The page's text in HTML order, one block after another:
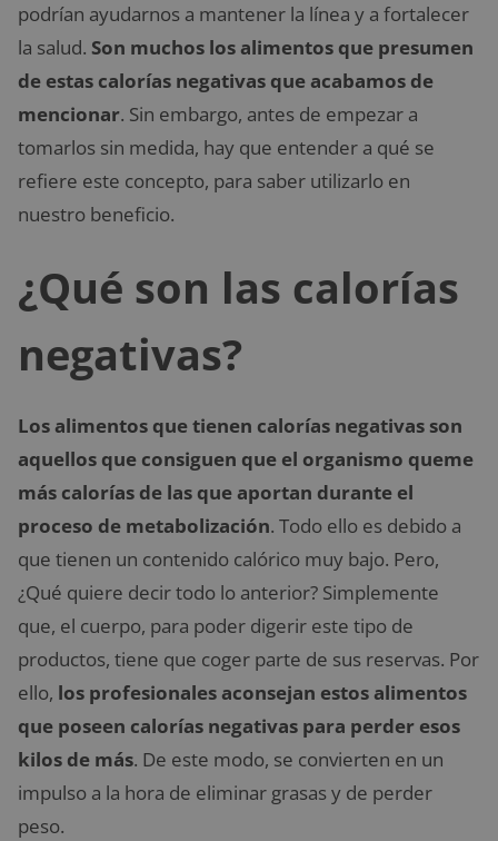
podrían ayudarnos a mantener la línea y a fortalecer
la salud. Son muchos los alimentos que presumen
de estas calorías negativas que acabamos de
mencionar. Sin embargo, antes de empezar a
tomarlos sin medida, hay que entender a qué se
refiere este concepto, para saber utilizarlo en
nuestro beneficio.
¿Qué son las calorías
negativas?
Los alimentos que tienen calorías negativas son
aquellos que consiguen que el organismo queme
más calorías de las que aportan durante el
proceso de metabolización. Todo ello es debido a
que tienen un contenido calórico muy bajo. Pero,
¿Qué quiere decir todo lo anterior? Simplemente
que, el cuerpo, para poder digerir este tipo de
productos, tiene que coger parte de sus reservas. Por
ello, los profesionales aconsejan estos alimentos
que poseen calorías negativas para perder esos
kilos de más. De este modo, se convierten en un
impulso a la hora de eliminar grasas y de perder
peso.